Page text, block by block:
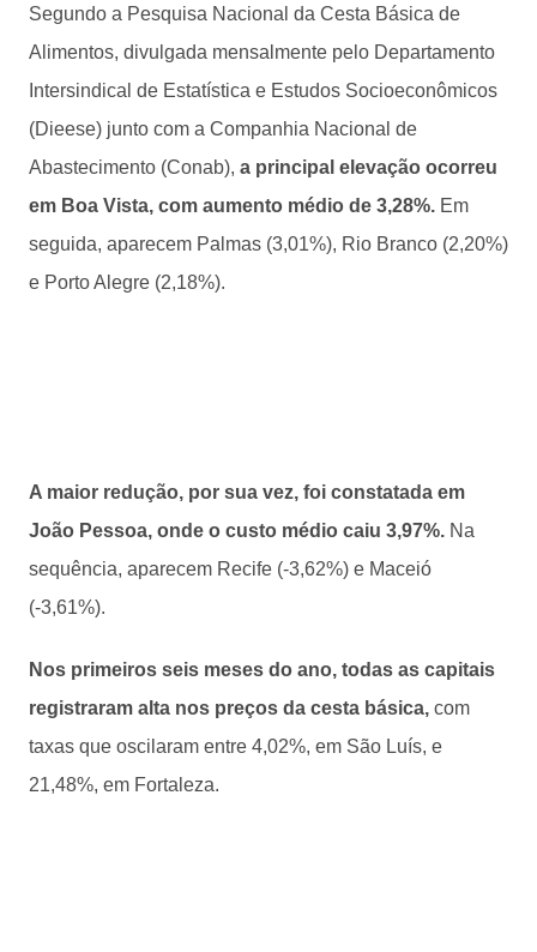
Segundo a Pesquisa Nacional da Cesta Básica de
Alimentos, divulgada mensalmente pelo Departamento
Intersindical de Estatística e Estudos Socioeconômicos
(Dieese) junto com a Companhia Nacional de
Abastecimento (Conab), a principal elevação ocorreu
em Boa Vista, com aumento médio de 3,28%. Em
seguida, aparecem Palmas (3,01%), Rio Branco (2,20%)
e Porto Alegre (2,18%).
A maior redução, por sua vez, foi constatada em
João Pessoa, onde o custo médio caiu 3,97%. Na
sequência, aparecem Recife (-3,62%) e Maceió
(-3,61%).
Nos primeiros seis meses do ano, todas as capitais
registraram alta nos preços da cesta básica, com
taxas que oscilaram entre 4,02%, em São Luís, e
21,48%, em Fortaleza.